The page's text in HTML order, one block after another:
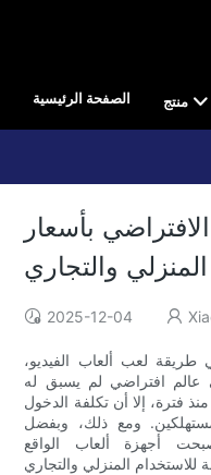
الصفحة الرئيسية منتج
بأسعار
والتجاري
2025-12-04
طريقة لعب ألعاب الفيديو،
عالم افتراضي لم يسبق له
فترة، إلا أن تكلفة الدخول
ومع ذلك، وبفضل
أجهزة ألعاب الواقع